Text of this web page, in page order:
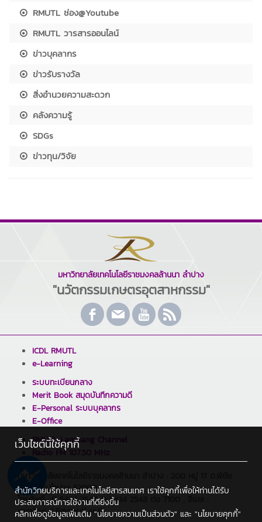
RMUTL ช่อง@Youtube
RMUTL วารสารออนไลน์
ข่าวบุคลากร
ข่าวรับรางวัล
สิ่งอำนวยความสะดวก
คลังความรู้
SDGs
ข่าวทุน/วิจัย
มหาวิทยาลัยเทคโนโลยีราชมงคลล้านนา ลำปาง
"นวัตกรรมเกษตรอุตสาหกรรม"
ICDL RMUTL
e-Learning
ระบบทะเบียนกลาง
Merit Book สมุดบันทึกความดี
E-Personal ระบบบุคลากร
E-Office
RMUTL Lampang Channel
Radio FM 107.50 MHz
มหาวิทยาลัยเทคโนโลยีราชมงคลล้านนา ลำปาง : 200 หมู่ 17 ต.พิชัย
อ.เมือง จ.ลำปาง 52000
โทรศัพท์ : 0 5434 2547, 0 5434 2548 ต่อ 7100 , อีเมล :
saraban_LP@rmutl.ac.th
เว็บไซต์นี้ใช้คุกกี้
สำนักวิทยบริการและเทคโนโลยีสารสนเทศ เราใช้คุกกี้เพื่อให้ท่านได้รับ
ประสบการณ์การใช้งานที่ดียิ่งขึ้น
คลิกเพื่อดูข้อมูลเพิ่มเติม "นโยบายความเป็นส่วนตัว" และ "นโยบายคุกกี้"